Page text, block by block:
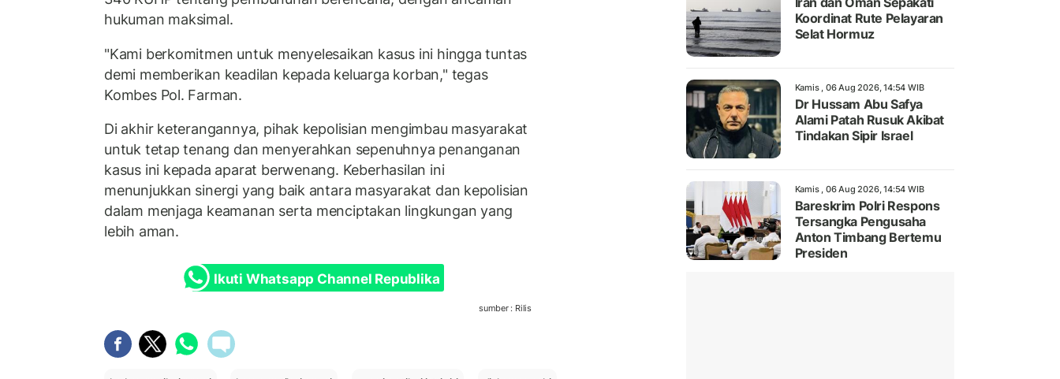
hukuman maksimal.
"Kami berkomitmen untuk menyelesaikan kasus ini hingga tuntas
demi memberikan keadilan kepada keluarga korban," tegas
Kombes Pol. Farman.
Di akhir keterangannya, pihak kepolisian mengimbau masyarakat
untuk tetap tenang dan menyerahkan sepenuhnya penanganan
kasus ini kepada aparat berwenang. Keberhasilan ini
menunjukkan sinergi yang baik antara masyarakat dan kepolisian
dalam menjaga keamanan serta menciptakan lingkungan yang
lebih aman.
Ikuti Whatsapp Channel Republika
sumber : Rilis
Koordinat Rute Pelayaran
Selat Hormuz
Kamis , 06 Aug 2026, 14:54 WIB
Dr Hussam Abu Safya
Alami Patah Rusuk Akibat
Tindakan Sipir Israel
Kamis , 06 Aug 2026, 14:54 WIB
Bareskrim Polri Respons
Tersangka Pengusaha
Anton Timbang Bertemu
Presiden